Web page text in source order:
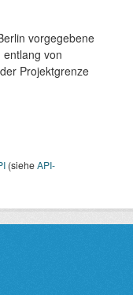
vorgegebene
von
Projektgrenze
(sieheAPI-